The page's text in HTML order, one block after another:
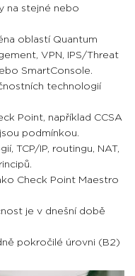
na stejné nebo
oblastí Quantum
VPN, IPS/Threat
SmartConsole.
technologií
Point, například CCSA
podmínkou.
TCP/IP, routingu, NAT,
Check Point Maestro
je v dnešní době
pokročilé úrovni (B2)